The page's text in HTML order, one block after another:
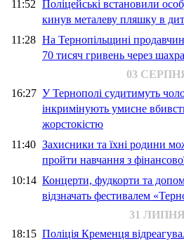
11:52 Поліцейські встановили
кинув металеву пляшку в
11:28 На Тернопільщині
70 тисяч гривень через
03
16:27 У Тернополі судитимуть
інкримінують умисне
жорстокістю
11:40 Захисники та їхні родини
пройти навчання з
10:14 Концерти, фудкорти та
відзначать фестивалем
31 ЛИПНЯ
18:15 Поліція Кременця